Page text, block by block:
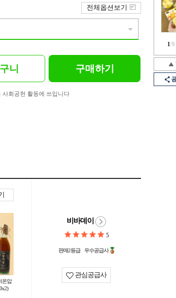
1/9
전체옵션보기
니 구매하기
사회공헌 활동에 쓰입니다
온압
비바데이
5
판매2등급 우수공급사
관심공급사